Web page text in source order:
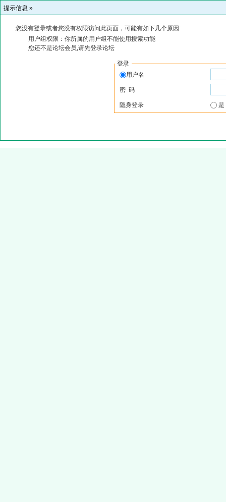
提示信息 »
您没有登录或者您没有权限访问此页面，可能有如下几个原因:
用户组权限：你所属的用户组不能使用搜索功能
您还不是论坛会员,请先登录论坛
登录
用户名
密 码
隐身登录